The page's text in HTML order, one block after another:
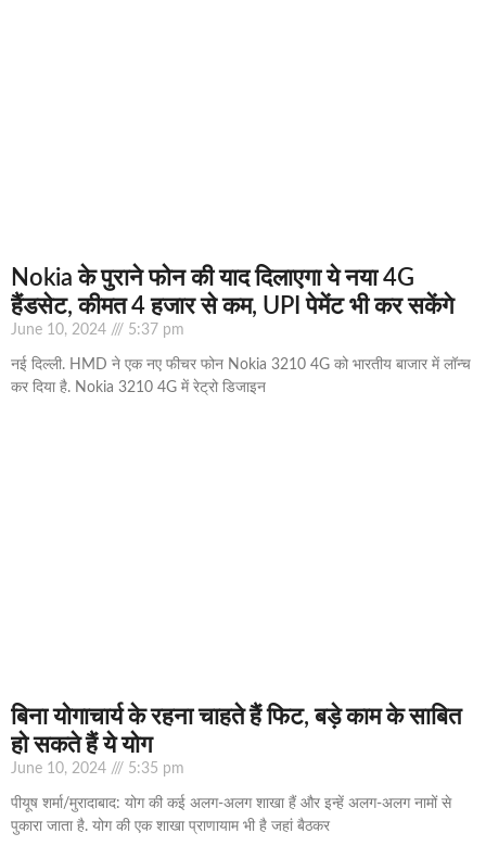
Nokia के पुराने फोन की याद दिलाएगा ये नया 4G
हैंडसेट, कीमत 4 हजार से कम, UPI पेमेंट भी कर सकेंगे
June 10, 2024 5:37 pm
नई दिल्ली. HMD ने एक नए फीचर फोन Nokia 3210 4G को भारतीय बाजार में लॉन्च
कर दिया है. Nokia 3210 4G में रेट्रो डिजाइन
बिना योगाचार्य के रहना चाहते हैं फिट, बड़े काम के साबित
हो सकते हैं ये योग
June 10, 2024 5:35 pm
पीयूष शर्मा/मुरादाबाद: योग की कई अलग-अलग शाखा हैं और इन्हें अलग-अलग नामों से
पुकारा जाता है. योग की एक शाखा प्राणायाम भी है जहां बैठकर